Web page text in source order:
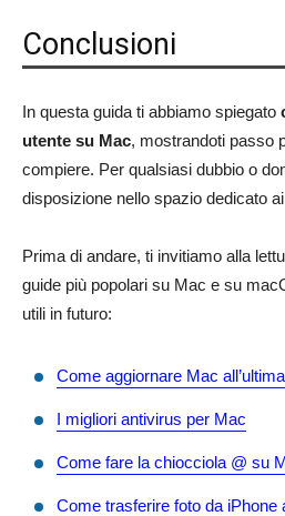
Conclusioni
In questa guida ti abbiamo spiegato
utente su Mac, mostrandoti passo
compiere. Per qualsiasi dubbio o
disposizione nello spazio dedicato
Prima di andare, ti invitiamo alla
guide più popolari su Mac e su
utili in futuro:
Come aggiornare Mac
I migliori antivirus per Mac
Come fare la chiocciola @ su
Come trasferire foto da iPhone